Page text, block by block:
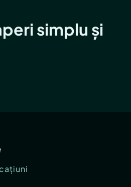
simplu și